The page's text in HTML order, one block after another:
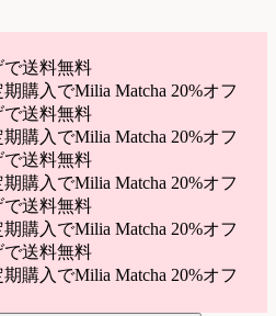
で送料無料
購入でMilia Matcha 20%オフ
で送料無料
購入でMilia Matcha 20%オフ
で送料無料
購入でMilia Matcha 20%オフ
で送料無料
購入でMilia Matcha 20%オフ
で送料無料
購入でMilia Matcha 20%オフ